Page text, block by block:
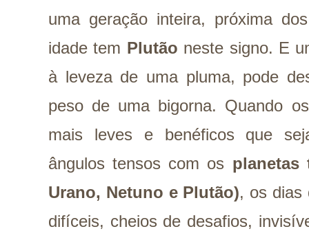
uma geração inteira, próxima
idade tem Plutão neste signo. E
à leveza de uma pluma, pode
peso de uma bigorna. Quando
mais leves e benéficos que
ângulos tensos com os planetas
Urano, Netuno e Plutão), os dias
difíceis, cheios de desafios,